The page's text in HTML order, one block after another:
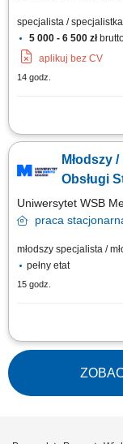
specjalista /
5 000 - 6 500 zł
aplikuj bez CV
14 godz.
przygotowywanie
wspieranie sprawnego
z wierzycielami,
Młodszy
Obsługi
Uniwersytet WSB
praca
młodszy specjalista /
pełny etat
15 godz.
Obowiązki:
związanej; Tworzenie
przygotowywanie
elektronicznych,
Sporządzanie i